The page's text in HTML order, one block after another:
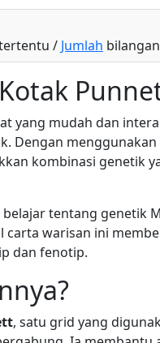
/ Jumlah bilangan
yang mudah dan
Dengan
kombinasi genetik
tentang genetik
warisan ini
dan fenotip.
, satu grid yang